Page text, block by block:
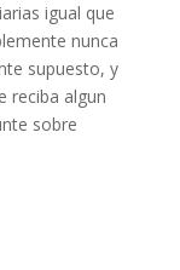
igual que
nunca
supuesto, y
reciba algun
sobre